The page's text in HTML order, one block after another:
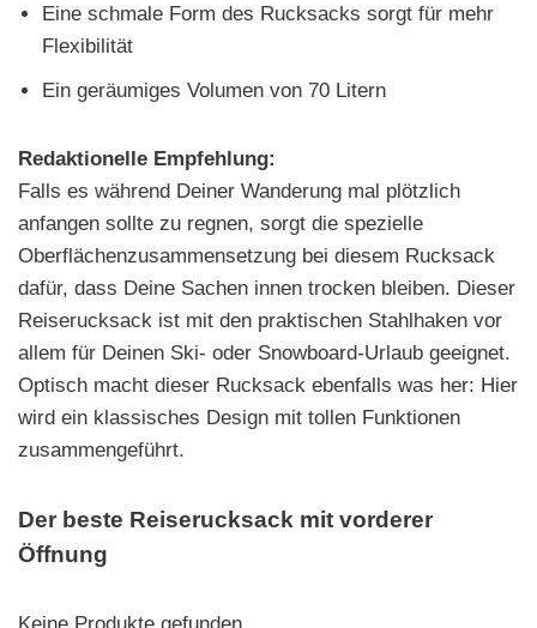
Eine schmale Form des Rucksacks sorgt für mehr
Flexibilität
Ein geräumiges Volumen von 70 Litern
Redaktionelle Empfehlung:
Falls es während Deiner Wanderung mal plötzlich
anfangen sollte zu regnen, sorgt die spezielle
Oberflächenzusammensetzung bei diesem Rucksack
dafür, dass Deine Sachen innen trocken bleiben. Dieser
Reiserucksack ist mit den praktischen Stahlhaken vor
allem für Deinen Ski- oder Snowboard-Urlaub geeignet.
Optisch macht dieser Rucksack ebenfalls was her: Hier
wird ein klassisches Design mit tollen Funktionen
zusammengeführt.
Der beste Reiserucksack mit vorderer
Öffnung
Keine Produkte gefunden.